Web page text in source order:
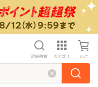
詳細検索 カテゴリ かご